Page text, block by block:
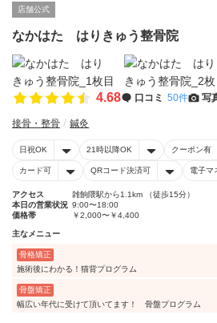
店舗公式
なかはた はりきゅう整骨院
4.68 口コミ 50件 写
接骨・整骨 鍼灸
日祝OK 21時以降OK クーポン有
カード可 QRコード決済可 電子マ
アクセス
雑餉隈駅から1.1km （徒歩15分）
本日の営業状況 9:00〜18:00
価格帯
￥2,000〜￥4,400
主なメニュー
骨格矯正
施術後にわかる！猫背プログラム
骨盤矯正
幅広い年代に受けて頂いてます！ 骨盤プログラム